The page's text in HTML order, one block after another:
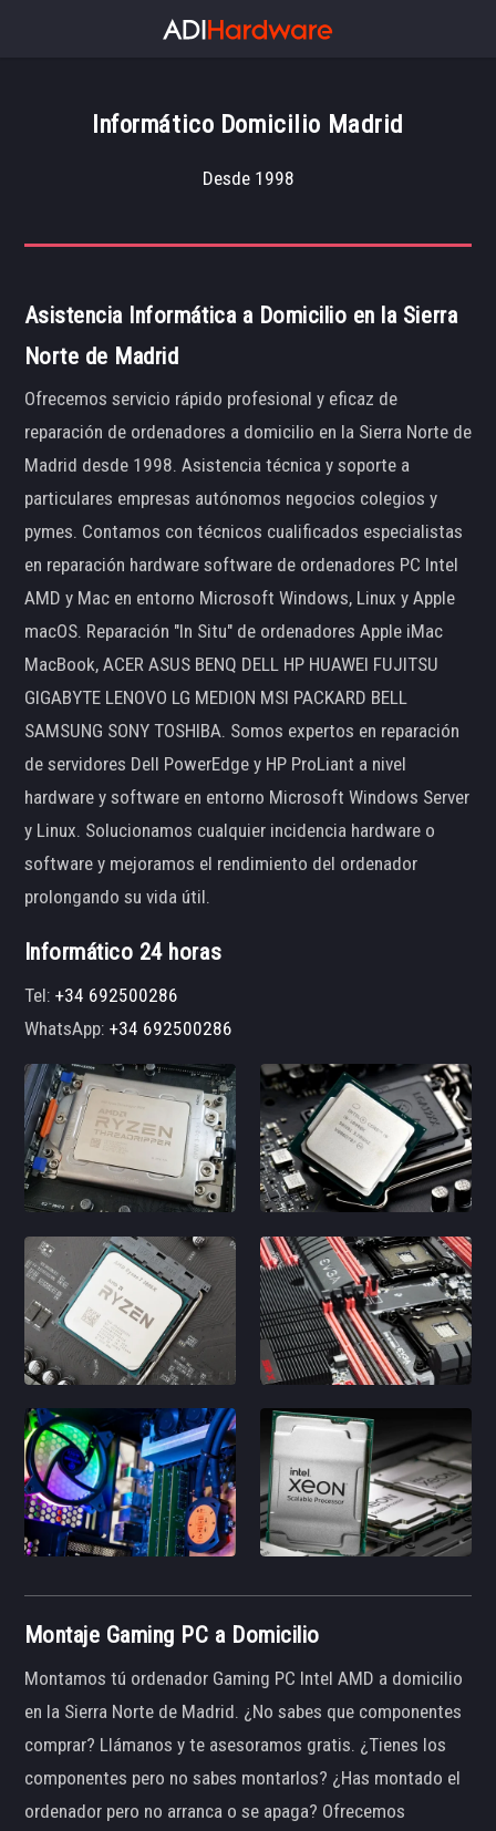
Informático Domicilio Madrid
Desde 1998
Asistencia Informática a Domicilio en la Sierra
Norte de Madrid
Ofrecemos servicio rápido profesional y eficaz de
reparación de ordenadores a domicilio en la Sierra Norte de
Madrid desde 1998. Asistencia técnica y soporte a
particulares empresas autónomos negocios colegios y
pymes. Contamos con técnicos cualificados especialistas
en reparación hardware software de ordenadores PC Intel
AMD y Mac en entorno Microsoft Windows, Linux y Apple
macOS. Reparación "In Situ" de ordenadores Apple iMac
MacBook, ACER ASUS BENQ DELL HP HUAWEI FUJITSU
GIGABYTE LENOVO LG MEDION MSI PACKARD BELL
SAMSUNG SONY TOSHIBA. Somos expertos en reparación
de servidores Dell PowerEdge y HP ProLiant a nivel
hardware y software en entorno Microsoft Windows Server
y Linux. Solucionamos cualquier incidencia hardware o
software y mejoramos el rendimiento del ordenador
prolongando su vida útil.
Informático 24 horas
Tel:+34 692500286
WhatsApp:+34 692500286
Montaje Gaming PC a Domicilio
Montamos tú ordenador Gaming PC Intel AMD a domicilio
en la Sierra Norte de Madrid. ¿No sabes que componentes
comprar? Llámanos y te asesoramos gratis. ¿Tienes los
componentes pero no sabes montarlos? ¿Has montado el
ordenador pero no arranca o se apaga? Ofrecemos